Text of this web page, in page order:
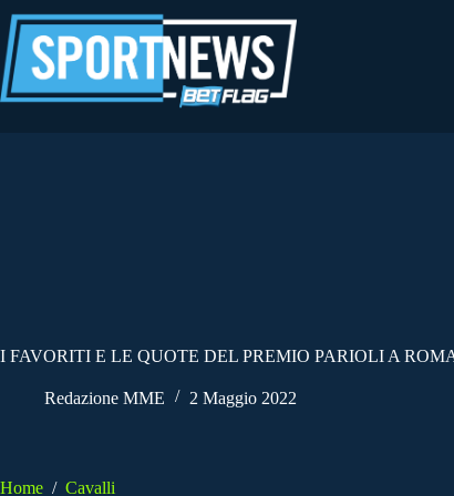
al
contenuto
I FAVORITI E LE QUOTE DEL PREMIO PARIOLI A
Redazione MME 2 Maggio 2022
Home / Cavalli